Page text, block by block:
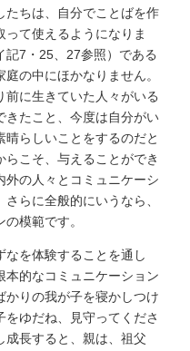
たちは、自分でことばを作
って使えるようになりま
記7・25、27参照）である
の中にほかなりません。
に生きていた人々がいる
きたこと、今度は自分がい
らしいことをするのだと
こそ、与えることができ
外の人々とコミュニケーシ
らに全般的にいうなら、
模範です。
を体験することを通し
本的なコミュニケーション
かりの我が子を寝かしつけ
ゆだね、見守ってくださ
成長すると、親は、祖父